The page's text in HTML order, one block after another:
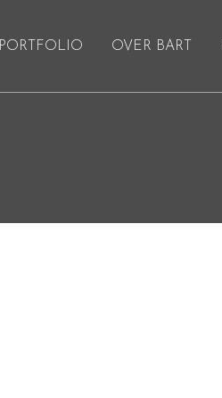
PORTFOLIO OVER BART